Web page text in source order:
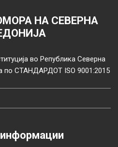
НА СЕВЕРНА
во Република Северна
по СТАНДАРДОТ ISO 9001:2015